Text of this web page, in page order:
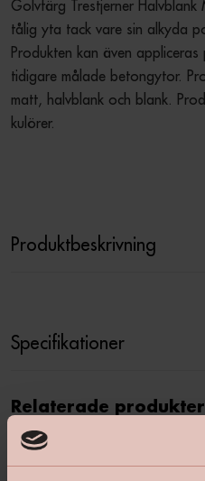
Golvfärg Trestjerner
tålig yta tack vare sin alkyda
Produkten kan även
tidigare målade betongytor.
matt, halvblank och blank.
kulörer.
Produktbeskrivning
Specifikationer
Relaterade produkter